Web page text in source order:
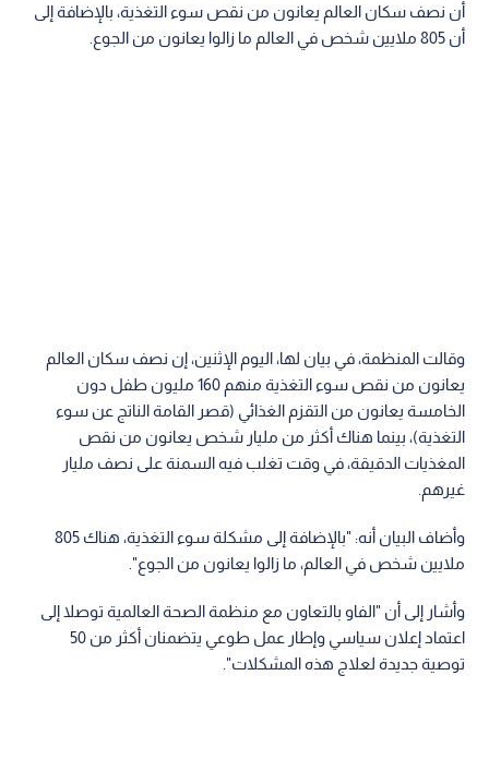
أن نصف سكان العالم يعانون من نقص سوء التغذية، بالإضافة إلى
أن 805 ملايين شخص في العالم ما زالوا يعانون من الجوع.
وقالت المنظمة، في بيان لها، اليوم الإثنين، إن نصف سكان العالم
يعانون من نقص سوء التغذية منهم 160 مليون طفل دون
الخامسة يعانون من التقزم الغذائي (قصر القامة الناتج عن سوء
التغذية)، بينما هناك أكثر من مليار شخص يعانون من نقص
المغذيات الدقيقة، في وقت تغلب فيه السمنة على نصف مليار
غيرهم.
وأضاف البيان أنه: "بالإضافة إلى مشكلة سوء التغذية، هناك 805
ملايين شخص في العالم، ما زالوا يعانون من الجوع".
وأشار إلى أن "الفاو بالتعاون مع منظمة الصحة العالمية توصلا إلى
اعتماد إعلان سياسي وإطار عمل طوعي يتضمنان أكثر من 50
توصية جديدة لعلاج هذه المشكلات".